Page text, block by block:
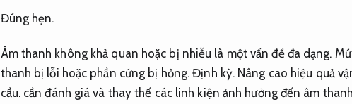
Đúng hẹn.
Âm thanh không khả quan hoặc bị nhiễu là một vấn đề đa dạng.
thanh bị lỗi hoặc phần cứng bị hỏng.Định kỳ. Nâng cao hiệu quả
cầu.cần đánh giá và thay thế các linh kiện ảnh hưởng đến âm